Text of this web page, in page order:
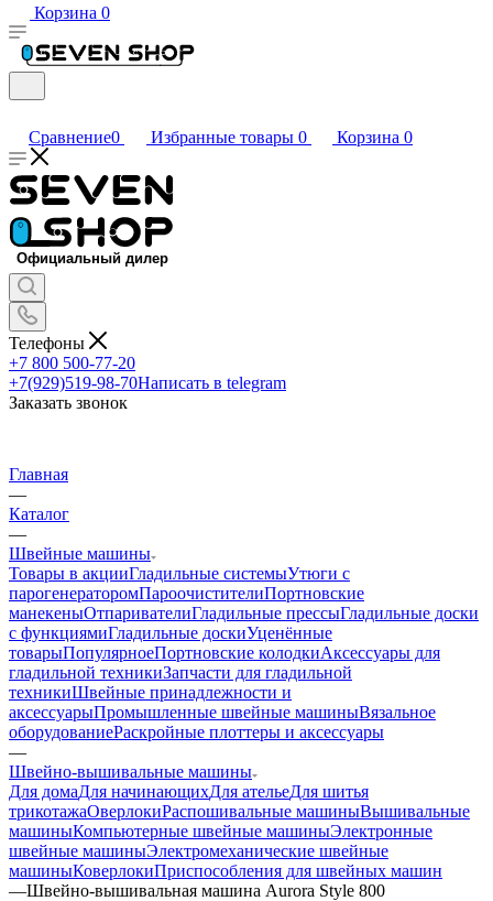
Корзина 0
Сравнение0 Избранные товары 0 Корзина 0
Телефоны
+7 800 500-77-20
+7(929)519-98-70Написать в telegram
Заказать звонок
Главная
—
Каталог
—
Швейные машины
Товары в акцииГладильные системыУтюги с
парогенераторомПароочистителиПортновские
манекеныОтпаривателиГладильные прессыГладильные доски
с функциямиГладильные доскиУценённые
товарыПопулярноеПортновские колодкиАксессуары для
гладильной техникиЗапчасти для гладильной
техникиШвейные принадлежности и
аксессуарыПромышленные швейные машиныВязальное
оборудованиеРаскройные плоттеры и аксессуары
—
Швейно-вышивальные машины
Для домаДля начинающихДля ательеДля шитья
трикотажаОверлокиРаспошивальные машиныВышивальные
машиныКомпьютерные швейные машиныЭлектронные
швейные машиныЭлектромеханические швейные
машиныКоверлокиПриспособления для швейных машин
—Швейно-вышивальная машина Aurora Style 800